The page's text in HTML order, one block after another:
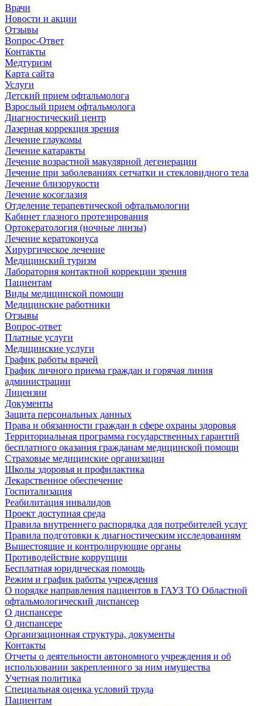
Врачи
Новости и акции
Отзывы
Вопрос-Ответ
Контакты
Медтуризм
Карта сайта
Услуги
Детский прием офтальмолога
Взрослый прием офтальмолога
Диагностический центр
Лазерная коррекция зрения
Лечение глаукомы
Лечение катаракты
Лечение возрастной макулярной дегенерации
Лечение при заболеваниях сетчатки и стекловидного тела
Лечение близорукости
Лечение косоглазия
Отделение терапевтической офтальмологии
Кабинет глазного протезирования
Ортокератология (ночные линзы)
Лечение кератоконуса
Хирургическое лечение
Медицинский туризм
Лаборатория контактной коррекции зрения
Пациентам
Виды медицинской помощи
Медицинские работники
Отзывы
Вопрос-ответ
Платные услуги
Медицинские услуги
График работы врачей
График личного приема граждан и горячая линия
администрации
Лицензии
Документы
Защита персональных данных
Права и обязанности граждан в сфере охраны здоровья
Территориальная программа государственных гарантий
бесплатного оказания гражданам медицинской помощи
Страховые медицинские организации
Школы здоровья и профилактика
Лекарственное обеспечение
Госпитализация
Реабилитация инвалидов
Проект доступная среда
Правила внутреннего распорядка для потребителей услуг
Правила подготовки к диагностическим исследованиям
Вышестоящие и контролирующие органы
Противодействие коррупции
Бесплатная юридическая помощь
Режим и график работы учреждения
О порядке направления пациентов в ГАУЗ ТО Областной
офтальмологический диспансер
О диспансере
О диспансере
Организационная структура, документы
Контакты
Отчеты о деятельности автономного учреждения и об
использовании закрепленного за ним имущества
Учетная политика
Специальная оценка условий труда
Пациентам